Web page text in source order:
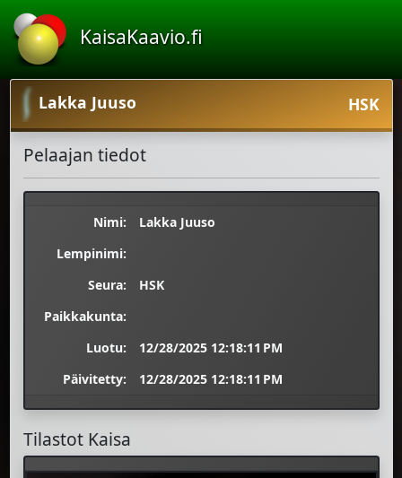
KaisaKaavio.fi
Lakka Juuso HSK
Pelaajan tiedot
Nimi:
Lakka Juuso
Lempinimi:
Seura:
HSK
Paikkakunta:
Luotu:
12/28/2025 12:18:11 PM
Päivitetty:
12/28/2025 12:18:11 PM
Tilastot Kaisa